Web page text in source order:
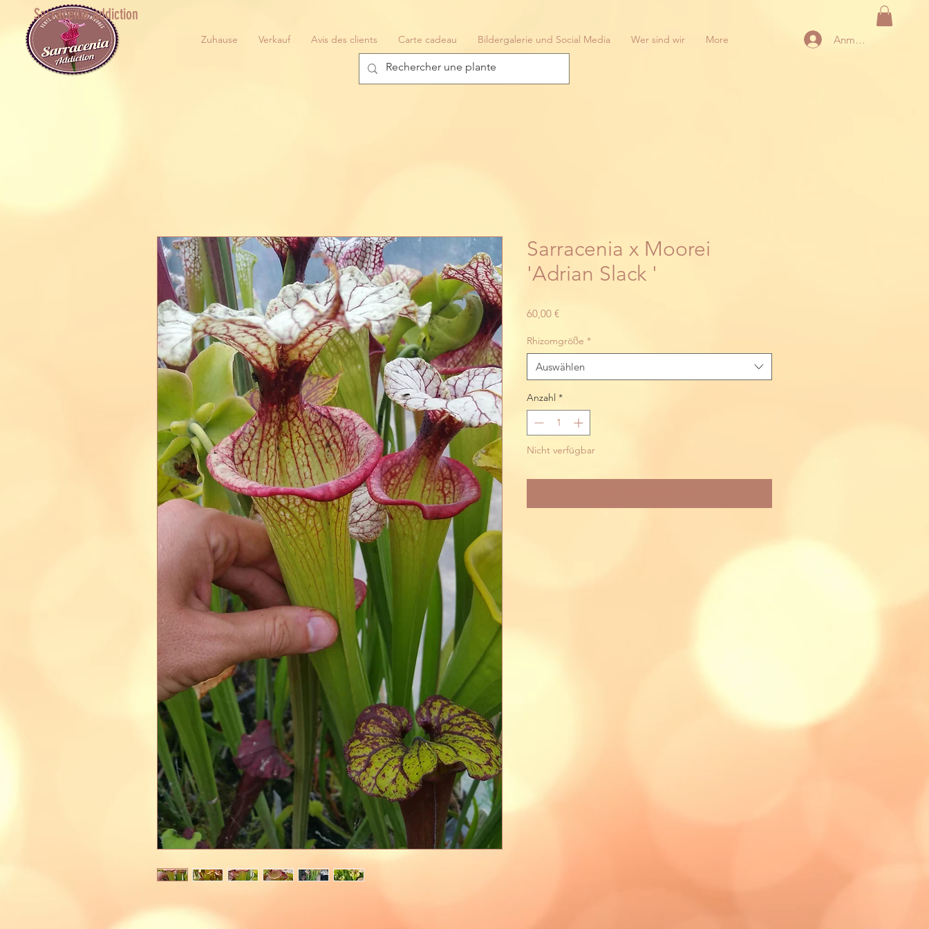
Sarracenia addiction
Zuhause Verkauf Avis des clients Carte cadeau Bildergalerie und Social Media Wer sind wir More Anmelden
Sarracenia x Moorei
'Adrian Slack '
60,00 €Preis
Rhizomgröße *
Auswählen
Anzahl *
Nicht verfügbar